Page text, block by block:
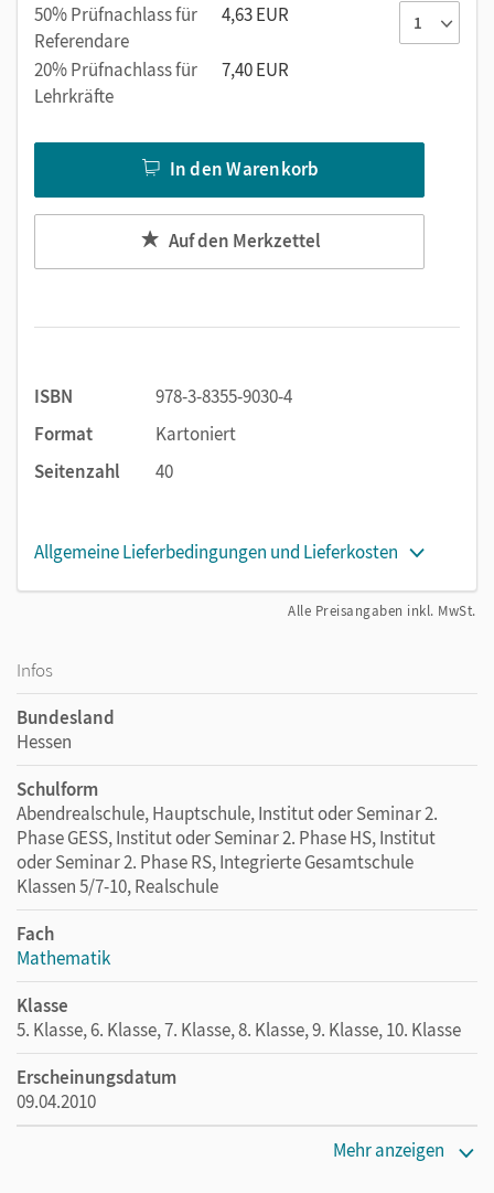
50% Prüfnachlass für
Referendare
4,63 EUR
20% Prüfnachlass für
Lehrkräfte
7,40 EUR
In den Warenkorb
Auf den Merkzettel
ISBN
978-3-8355-9030-4
Format
Kartoniert
Seitenzahl
40
Allgemeine Lieferbedingungen und Lieferkosten
Alle Preisangaben inkl. MwSt.
Infos
Bundesland
Hessen
Schulform
Abendrealschule, Hauptschule, Institut oder Seminar 2.
Phase GESS, Institut oder Seminar 2. Phase HS, Institut
oder Seminar 2. Phase RS, Integrierte Gesamtschule
Klassen 5/7-10, Realschule
Fach
Mathematik
Klasse
5. Klasse, 6. Klasse, 7. Klasse, 8. Klasse, 9. Klasse, 10. Klasse
Erscheinungsdatum
09.04.2010
Mehr anzeigen